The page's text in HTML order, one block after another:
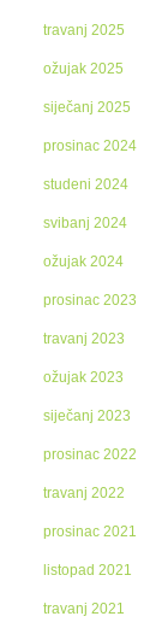
travanj 2025
ožujak 2025
siječanj 2025
prosinac 2024
studeni 2024
svibanj 2024
ožujak 2024
prosinac 2023
travanj 2023
ožujak 2023
siječanj 2023
prosinac 2022
travanj 2022
prosinac 2021
listopad 2021
travanj 2021